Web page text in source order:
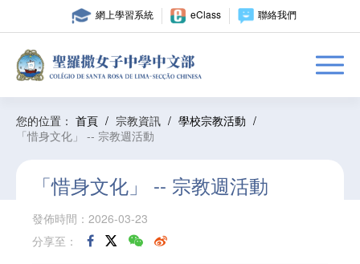
網上學習系統 eClass 聯絡我們
您的位置： 首頁 / 宗教資訊 / 學校宗教活動 /
「惜身文化」 -- 宗教週活動
「惜身文化」 -- 宗教週活動
發佈時間：2026-03-23
分享至：